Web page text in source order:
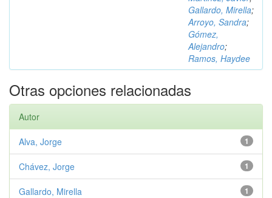
Gallardo, Mirella;
Arroyo, Sandra;
Gómez,
Alejandro;
Ramos, Haydee
Otras opciones relacionadas
Autor
1
Alva, Jorge
1
Chávez, Jorge
1
Gallardo, Mirella